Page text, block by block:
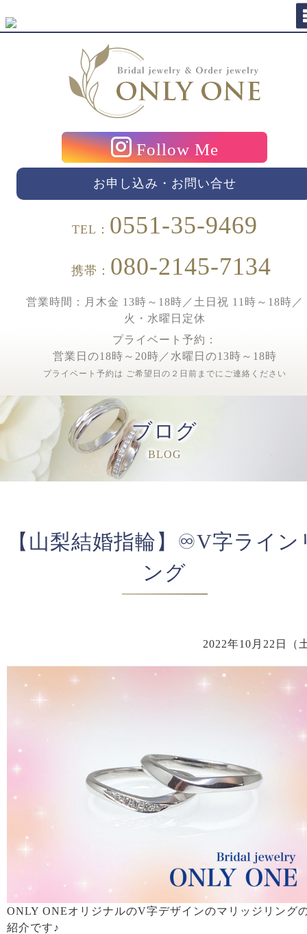
Follow Me
お申し込み・お問い合せ
TEL： 0551-35-9469
携帯： 080-2145-7134
営業時間：月木金 13時～18時／土日祝 11時～18時／
火・水曜日定休
プライベート予約：
営業日の18時～20時／水曜日の13時～18時
プライベート予約は ご希望日の２日前までにご連絡ください
ブログ
BLOG
【山梨結婚指輪】♾️V字ライン
ング
2022年10月22日（
ONLY ONEオリジナルのV字デザインのマリッジリング
紹介です♪